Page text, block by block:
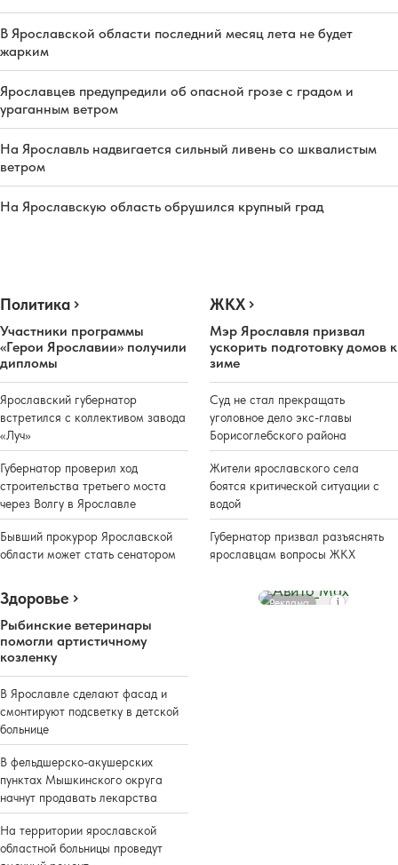
В Ярославской области последний месяц лета не будет
жарким
Ярославцев предупредили об опасной грозе с градом и
ураганным ветром
На Ярославль надвигается сильный ливень со шквалистым
ветром
На Ярославскую область обрушился крупный град
Политика
Участники программы
«Герои Ярославии» получили
дипломы
Ярославский губернатор
встретился с коллективом завода
«Луч»
Губернатор проверил ход
строительства третьего моста
через Волгу в Ярославле
Бывший прокурор Ярославской
области может стать сенатором
ЖКХ
Мэр Ярославля призвал
ускорить подготовку домов к
зиме
Суд не стал прекращать
уголовное дело экс-главы
Борисоглебского района
Жители ярославского села
боятся критической ситуации с
водой
Губернатор призвал разъяснять
ярославцам вопросы ЖКХ
Здоровье
Рыбинские ветеринары
помогли артистичному
козленку
В Ярославле сделают фасад и
смонтируют подсветку в детской
больнице
В фельдшерско-акушерских
пунктах Мышкинского округа
начнут продавать лекарства
На территории ярославской
областной больницы проведут
Реклама